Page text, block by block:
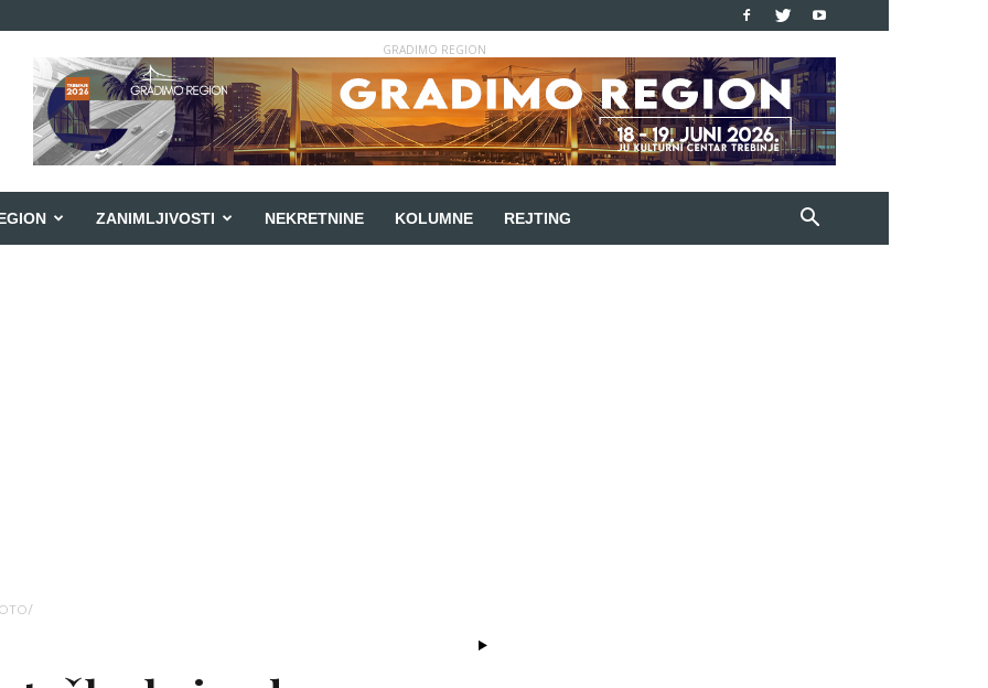
GRADIMO REGION
ZANIMLJIVOSTI NEKRETNINE KOLUMNE REJTING